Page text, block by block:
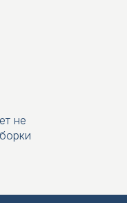
не